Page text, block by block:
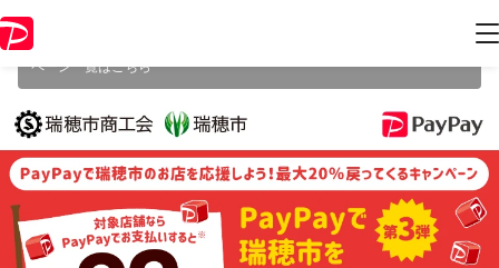
ジ内の情報はキャンペーン終了時点のものになります。
ペーン一覧はこちら